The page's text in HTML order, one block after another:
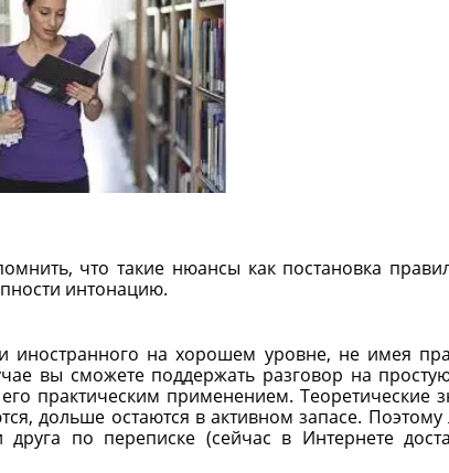
что такие нюансы как постановка
интонацию.
иностранного на хорошем уровне, не имея
вы сможете поддержать разговор на
практическим применением. Теоретические
дольше остаются в активном запасе.
по переписке (сейчас в Интернете